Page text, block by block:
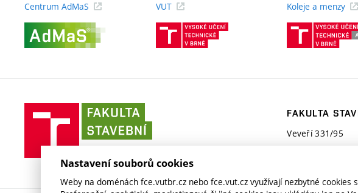
Centrum AdMaS
VUT
(externí
Koleje a menzy
stavební
VUT
Brně
FAKULTA
Veveří 331/95
Nastavení souborů cookies
Weby na doménách fce.vutbr.cz nebo fce.vut.cz využívají nezbytné